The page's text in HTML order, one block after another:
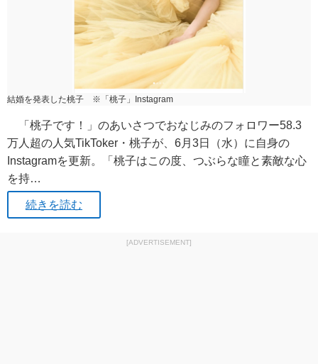
結婚を発表した桃子 ※「桃子」Instagram
「桃子です！」のあいさつでおなじみのフォロワー58.3
万人超の人気TikToker・桃子が、6月3日（水）に自身の
Instagramを更新。「桃子はこの度、つぶらな瞳と素敵な心
を持…
続きを読む
[ADVERTISEMENT]